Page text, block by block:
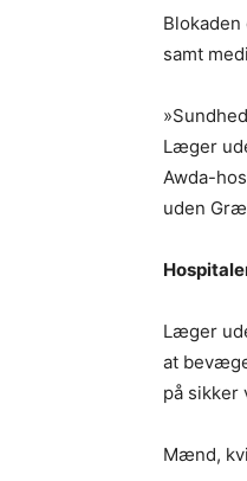
samt
Læger
Awda-
uden
Læger
at
på sikker
Mænd,